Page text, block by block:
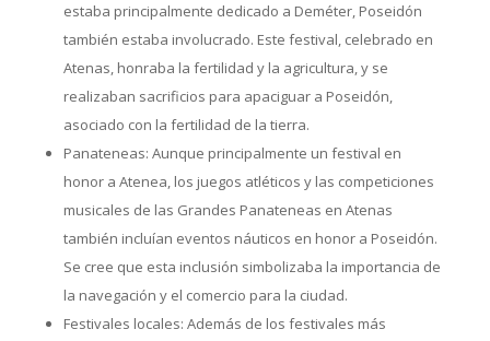
estaba principalmente dedicado a Deméter, Poseidón
también estaba involucrado. Este festival, celebrado en
Atenas, honraba la fertilidad y la agricultura, y se
realizaban sacrificios para apaciguar a Poseidón,
asociado con la fertilidad de la tierra.
Panateneas: Aunque principalmente un festival en
honor a Atenea, los juegos atléticos y las competiciones
musicales de las Grandes Panateneas en Atenas
también incluían eventos náuticos en honor a Poseidón.
Se cree que esta inclusión simbolizaba la importancia de
la navegación y el comercio para la ciudad.
Festivales locales: Además de los festivales más